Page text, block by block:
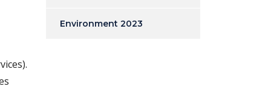
Environment 2023